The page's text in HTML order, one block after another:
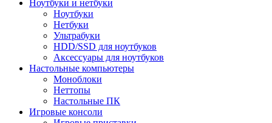
Ноутбуки и нетбуки
Ноутбуки
Нетбуки
Ультрабуки
HDD/SSD для ноутбуков
Аксессуары для ноутбуков
Настольные компьютеры
Моноблоки
Неттопы
Настольные ПК
Игровые консоли